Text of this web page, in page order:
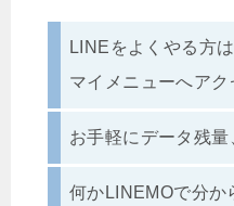
LINEをよくやる方
マイメニューへアク
お手軽にデータ残
何かLINEMOで分か